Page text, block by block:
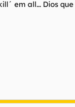
em all... Dios